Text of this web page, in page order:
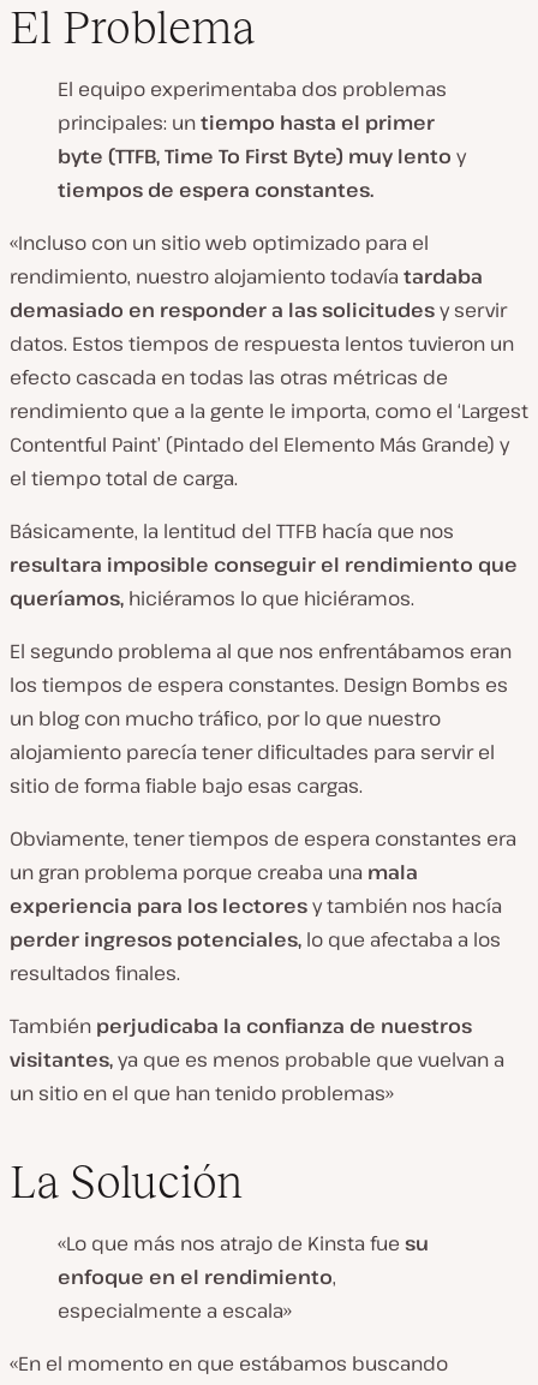
El Problema
El equipo experimentaba dos problemas
principales: untiempo hasta el primer
byte (TTFB, Time To First Byte) muy lento y
tiempos de espera constantes.
«Incluso con un sitio web optimizado para el
rendimiento, nuestro alojamiento todavía tardaba
demasiado en responder a las solicitudesy servir
datos. Estos tiempos de respuesta lentos tuvieron un
efecto cascada en todas las otras métricas de
rendimiento que a la gente le importa, como el ‘Largest
Contentful Paint’ (Pintado del Elemento Más Grande) y
el tiempo total de carga.
Básicamente, la lentitud del TTFB hacía que nos
resultara imposible conseguir el rendimiento que
queríamos, hiciéramos lo que hiciéramos.
El segundo problema al que nos enfrentábamos eran
los tiempos de espera constantes. Design Bombs es
un blog con mucho tráfico, por lo que nuestro
alojamiento parecía tener dificultades para servir el
sitio de forma fiable bajo esas cargas.
Obviamente, tener tiempos de espera constantes era
un gran problema porque creaba una mala
experiencia para los lectoresy también nos hacía
perder ingresos potenciales, lo que afectaba a los
resultados finales.
También perjudicaba la confianza de nuestros
visitantes,ya que es menos probable que vuelvan a
un sitio en el que han tenido problemas»
La Solución
«Lo que más nos atrajo de Kinsta fue su
enfoque en el rendimiento,
especialmente a escala»
«En el momento en que estábamos buscando